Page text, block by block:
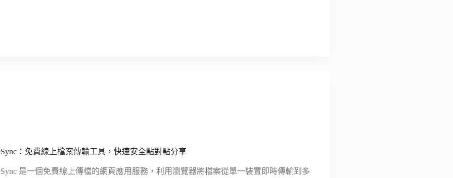
：免費線上檔案傳輸工具，快速安全點對點分享
是一個免費線上傳檔的網頁應用服務，利用瀏覽器將檔案從單一裝置即時傳輸到多